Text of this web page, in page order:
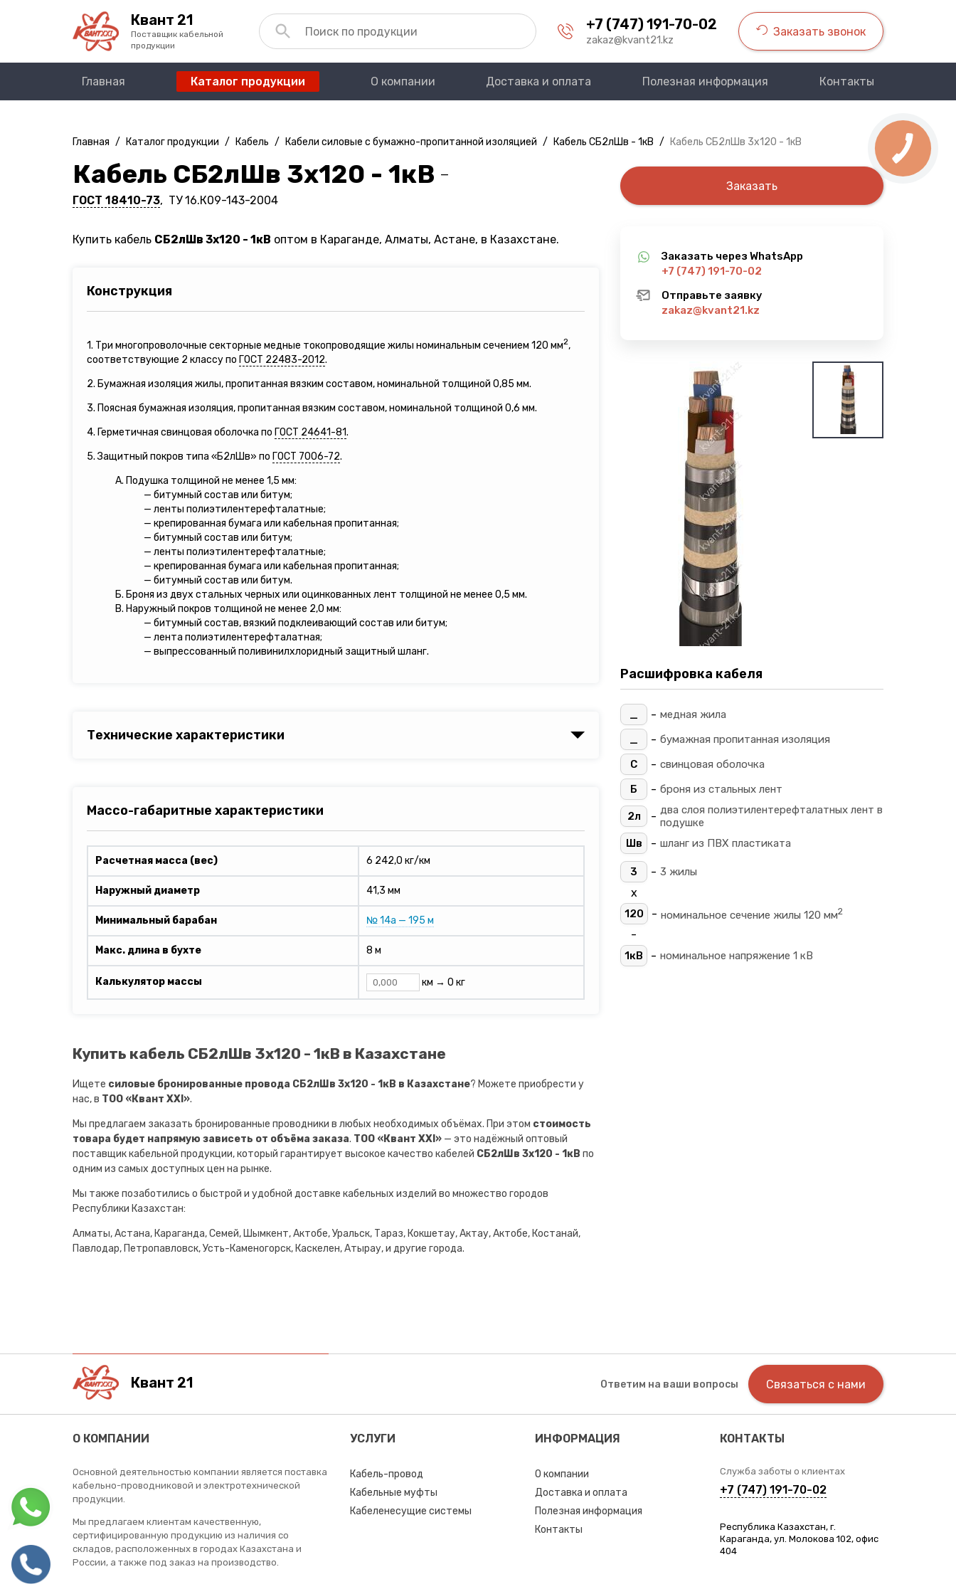
Квант 21
Поставщик кабельной
продукции
+7 (747) 191-70-02
zakaz@kvant21.kz
Заказать звонок
Главная Каталог продукции О компании Доставка и оплата Полезная информация Контакты
Главная / Каталог продукции / Кабель / Кабели силовые с бумажно-пропитанной изоляцией / Кабель СБ2лШв - 1кВ / Кабель СБ2лШв 3х120 - 1кВ
Кабель СБ2лШв 3х120 - 1кВ —
ГОСТ 18410-73, ТУ 16.К09-143-2004
Купить кабель СБ2лШв 3х120 - 1кВ оптом в Караганде, Алматы, Астане, в Казахстане.
Конструкция
1. Три многопроволочные секторные медные токопроводящие жилы номинальным сечением 120 мм2,
соответствующие 2 классу по ГОСТ 22483-2012.
2. Бумажная изоляция жилы, пропитанная вязким составом, номинальной толщиной 0,85 мм.
3. Поясная бумажная изоляция, пропитанная вязким составом, номинальной толщиной 0,6 мм.
4. Герметичная свинцовая оболочка по ГОСТ 24641-81.
5. Защитный покров типа «Б2лШв» по ГОСТ 7006-72.
А. Подушка толщиной не менее 1,5 мм:
— битумный состав или битум;
— ленты полиэтилентерефталатные;
— крепированная бумага или кабельная пропитанная;
— битумный состав или битум;
— ленты полиэтилентерефталатные;
— крепированная бумага или кабельная пропитанная;
— битумный состав или битум.
Б. Броня из двух стальных черных или оцинкованных лент толщиной не менее 0,5 мм.
В. Наружный покров толщиной не менее 2,0 мм:
— битумный состав, вязкий подклеивающий состав или битум;
— лента полиэтилентерефталатная;
— выпрессованный поливинилхлоридный защитный шланг.
Технические характеристики
Массо-габаритные характеристики
Расчетная масса (вес) 6 242,0 кг/км
Наружный диаметр 41,3 мм
Минимальный барабан № 14а — 195 м
Макс. длина в бухте 8 м
Калькулятор массы км → 0 кг
Купить кабель СБ2лШв 3х120 - 1кВ в Казахстане
Ищете силовые бронированные провода СБ2лШв 3х120 - 1кВ в Казахстане? Можете приобрести у
нас, в ТОО «Квант XXI».
Мы предлагаем заказать бронированные проводники в любых необходимых объёмах. При этом стоимость
товара будет напрямую зависеть от объёма заказа. ТОО «Квант XXI» — это надёжный оптовый
поставщик кабельной продукции, который гарантирует высокое качество кабелей СБ2лШв 3х120 - 1кВ по
одним из самых доступных цен на рынке.
Мы также позаботились о быстрой и удобной доставке кабельных изделий во множество городов
Республики Казахстан:
Алматы, Астана, Караганда, Семей, Шымкент, Актобе, Уральск, Тараз, Кокшетау, Актау, Актобе, Костанай,
Павлодар, Петропавловск, Усть-Каменогорск, Каскелен, Атырау, и другие города.
Заказать
Заказать через WhatsApp
+7 (747) 191-70-02
Отправьте заявку
zakaz@kvant21.kz
Расшифровка кабеля
_ - медная жила
_
- бумажная пропитанная изоляция
С
- свинцовая оболочка
Б
- броня из стальных лент
2л - два слоя полиэтилентерефталатных лент в
подушке
Шв
- шланг из ПВХ пластиката
3 - 3 жилы
х
120 - номинальное сечение жилы 120 мм2
-
1кВ - номинальное напряжение 1 кВ
Квант 21 Ответим на ваши вопросы Связаться с нами
О КОМПАНИИ
Основной деятельностью компании является поставка
кабельно-проводниковой и электротехнической
продукции.
Мы предлагаем клиентам качественную,
сертифицированную продукцию из наличия со
складов, расположенных в городах Казахстана и
России, а также под заказ на производство.
УСЛУГИ
Кабель-провод
Кабельные муфты
Кабеленесущие системы
ИНФОРМАЦИЯ
О компании
Доставка и оплата
Полезная информация
Контакты
КОНТАКТЫ
Служба заботы о клиентах
+7 (747) 191-70-02
Республика Казахстан, г.
Караганда, ул. Молокова 102, офис
404